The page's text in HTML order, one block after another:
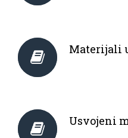
Materijali
Usvojeni